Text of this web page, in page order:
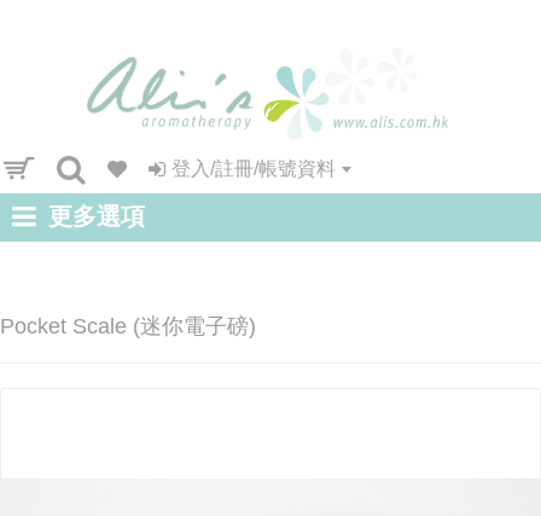
登入/註冊/帳號資料
更多選項
Pocket Scale (迷你電子磅)